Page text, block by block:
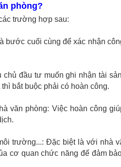
phòng?
trường hợp sau:
bước cuối cùng để xác nhận
đầu tư muốn ghi nhận tài
bắt buộc phải có hoàn công.
văn phòng: Việc hoàn công
trường...: Đặc biệt là với nhà
cơ quan chức năng để đảm